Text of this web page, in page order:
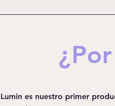
Lumin es nuestro primer